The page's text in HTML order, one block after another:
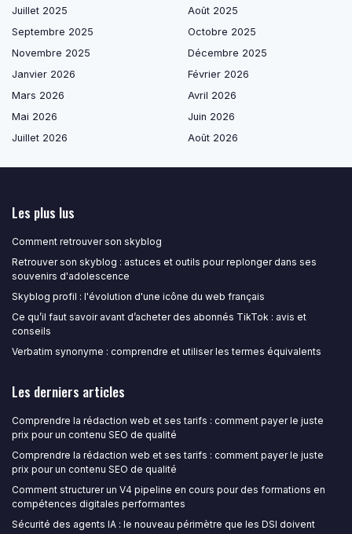
Juillet 2025
Août 2025
Septembre 2025
Octobre 2025
Novembre 2025
Décembre 2025
Janvier 2026
Février 2026
Mars 2026
Avril 2026
Mai 2026
Juin 2026
Juillet 2026
Août 2026
Les plus lus
Comment retrouver son skyblog
Retrouver son skyblog : astuces et outils pour replonger dans ses
souvenirs d'adolescence
Skyblog profil : l'évolution d'une icône du web français
Ce qu’il faut savoir avant d’acheter des abonnés TikTok : avis et
conseils
Verbatim synonyme : comprendre et utiliser les termes équivalents
Les derniers articles
Comprendre la rédaction web et ses tarifs : comment payer le juste
prix pour un contenu SEO de qualité
Comprendre la rédaction web et ses tarifs : comment payer le juste
prix pour un contenu SEO de qualité
Comment structurer un V4 pipeline en cours pour des formations en
compétences digitales performantes
Sécurité des agents IA : le nouveau périmètre que les DSI doivent